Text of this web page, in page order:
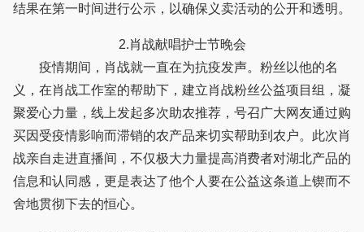
结果在第一时间进行公示，以确保义卖活动的公开和透明。
2.肖战献唱护士节晚会
疫情期间，肖战就一直在为抗疫发声。粉丝以他的名
义，在肖战工作室的帮助下，建立肖战粉丝公益项目组，凝
聚爱心力量，线上发起多次助农推荐，号召广大网友通过购
买因受疫情影响而滞销的农产品来切实帮助到农户。此次肖
战亲自走进直播间，不仅极大力量提高消费者对湖北产品的
信息和认同感，更是表达了他个人要在公益这条道上锲而不
舍地贯彻下去的恒心。